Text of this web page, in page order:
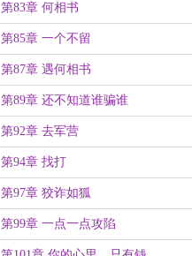
第83章 何相书
第85章 一个不留
第87章 遇何相书
第89章 还不知道谁骗谁
第92章 去军营
第94章 找打
第97章 狡诈如狐
第99章 一点一点攻陷